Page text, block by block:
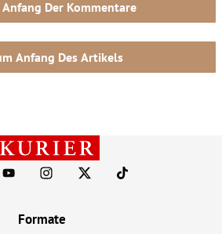
Formate